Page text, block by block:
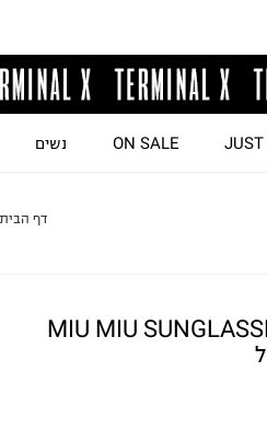
ON SALE נשים
דף הבית
MIU MIU